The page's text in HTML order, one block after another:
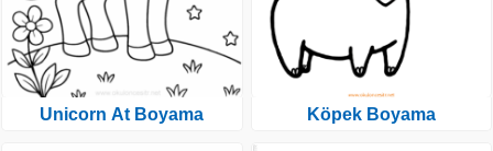
Unicorn At Boyama Köpek Boyama